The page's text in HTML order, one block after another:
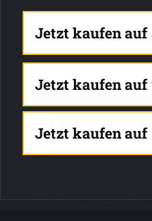
Jetzt kaufen auf
Jetzt kaufen auf
Jetzt kaufen auf